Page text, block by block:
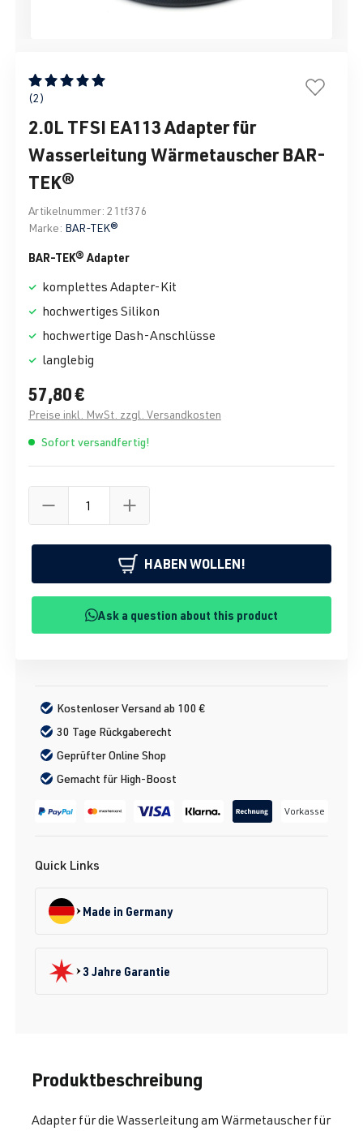
Durchschnittliche Bewertung von 5 von 5 Sternen
(2)
2.0L TFSI EA113 Adapter für
Wasserleitung Wärmetauscher BAR-
TEK®
Artikelnummer: 21tf376
Marke: BAR-TEK®
BAR-TEK® Adapter
komplettes Adapter-Kit
hochwertiges Silikon
hochwertige Dash-Anschlüsse
langlebig
57,80 €
Preise inkl. MwSt. zzgl. Versandkosten
Sofort versandfertig!
HABEN WOLLEN!
Ask a question about this product
Kostenloser Versand ab 100 €
30 Tage Rückgaberecht
Geprüfter Online Shop
Gemacht für High-Boost
Vorkasse
Quick Links
Made in Germany
3 Jahre Garantie
Produktbeschreibung
Adapter für die Wasserleitung am Wärmetauscher für